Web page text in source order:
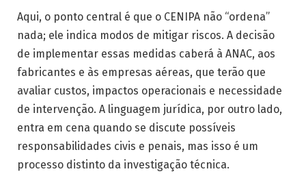
Aqui, o ponto central é que o CENIPA não “ordena”
nada; ele indica modos de mitigar riscos. A decisão
de implementar essas medidas caberá à ANAC, aos
fabricantes e às empresas aéreas, que terão que
avaliar custos, impactos operacionais e necessidade
de intervenção. A linguagem jurídica, por outro lado,
entra em cena quando se discute possíveis
responsabilidades civis e penais, mas isso é um
processo distinto da investigação técnica.